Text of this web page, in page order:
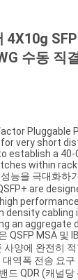
4X10g
수동 직
Pluggable
very short
establish a 40-
within
능을 극대화하
are
density
an aggregate
QSFP MSA 및
양에 완전히
역폭 전송 요
드 QDR (캐널